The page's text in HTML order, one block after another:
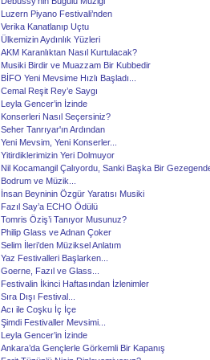
Luzern Piyano Festivali’nden
Verika Kanatlanıp Uçtu
Ülkemizin Aydınlık Yüzleri
AKM Karanlıktan Nasıl Kurtulacak?
Musiki Birdir ve Muazzam Bir Kubbedir
BİFO Yeni Mevsime Hızlı Başladı...
Cemal Reşit Rey’e Saygı
Leyla Gencer’in İzinde
Konserleri Nasıl Seçersiniz?
Seher Tanrıyar'ın Ardından
Yeni Mevsim, Yeni Konserler...
Yitirdiklerimizin Yeri Dolmuyor
Nil Kocamangil Çalıyordu, Sanki Başka Bir
Bodrum ve Müzik...
İnsan Beyninin Özgür Yaratısı Musiki
Fazıl Say’a ECHO Ödülü
Tomris Öziş’i Tanıyor Musunuz?
Philip Glass ve Adnan Çoker
Selim İleri’den Müziksel Anlatım
Yaz Festivalleri Başlarken...
Goerne, Fazıl ve Glass...
Festivalin İkinci Haftasından İzlenimler
Sıra Dışı Festival...
Acı ile Coşku İç İçe
Şimdi Festivaller Mevsimi...
Leyla Gencer’in İzinde
Ankara’da Gençlerle Görkemli Bir Kapanış